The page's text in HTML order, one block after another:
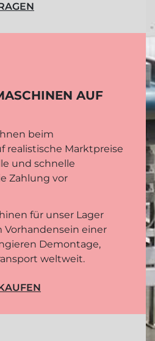
AUF
beim
realistische Marktpreise
und schnelle
Zahlung vor
für unser Lager
einer
Demontage,
weltweit.